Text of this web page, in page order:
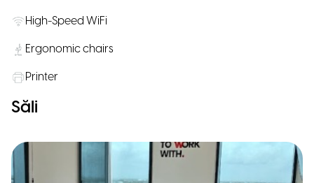
High-Speed WiFi
Ergonomic chairs
Printer
Săli